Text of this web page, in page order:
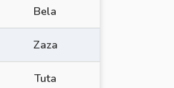
Bela
Zaza
Tuta